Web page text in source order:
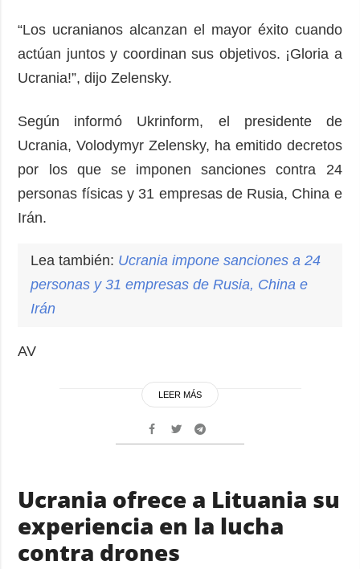
“Los ucranianos alcanzan el mayor éxito cuando
actúan juntos y coordinan sus objetivos. ¡Gloria a
Ucrania!”, dijo Zelensky.
Según informó Ukrinform, el presidente de
Ucrania, Volodymyr Zelensky, ha emitido decretos
por los que se imponen sanciones contra 24
personas físicas y 31 empresas de Rusia, China e
Irán.
Lea también: Ucrania impone sanciones a 24
personas y 31 empresas de Rusia, China e
Irán
AV
LEER MÁS
Ucrania ofrece a Lituania su
experiencia en la lucha
contra drones